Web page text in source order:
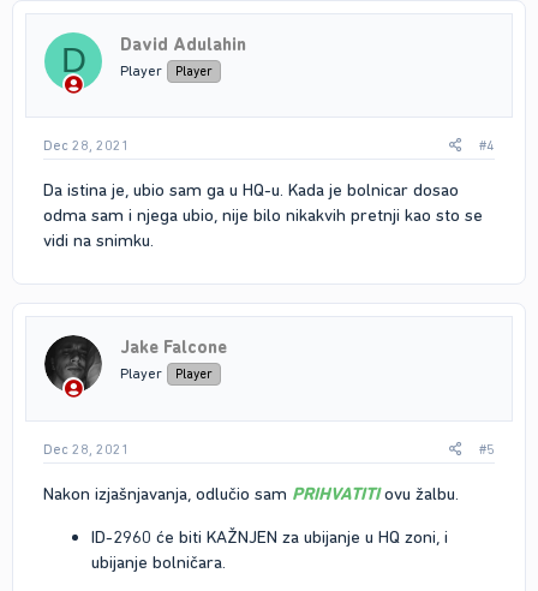
D David Adulahin
Player Player
Dec 28, 2021 #4
Da istina je, ubio sam ga u HQ-u. Kada je bolnicar dosao
odma sam i njega ubio, nije bilo nikakvih pretnji kao sto se
vidi na snimku.
Jake Falcone
Player Player
Dec 28, 2021 #5
Nakon izjašnjavanja, odlučio sam PRIHVATITIovu žalbu.
ID-2960 će biti KAŽNJEN za ubijanje u HQ zoni, i
ubijanje bolničara.